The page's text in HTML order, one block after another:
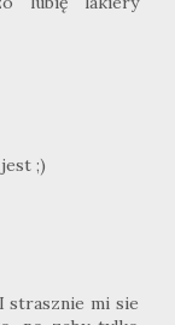
;)
strasznie mi sie